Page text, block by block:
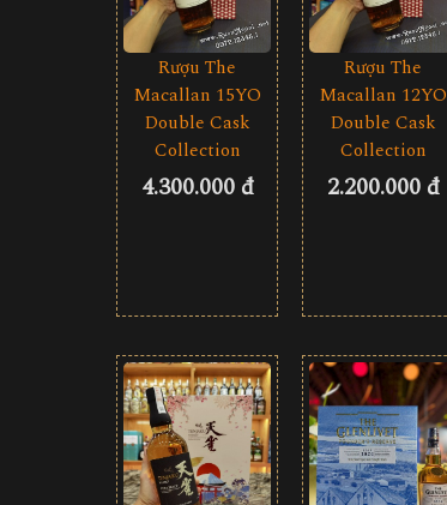
Rượu The
Macallan 15YO
Double Cask
Collection
4.300.000 đ
Rượu The
Macallan 12YO
Double Cask
Collection
2.200.000 đ